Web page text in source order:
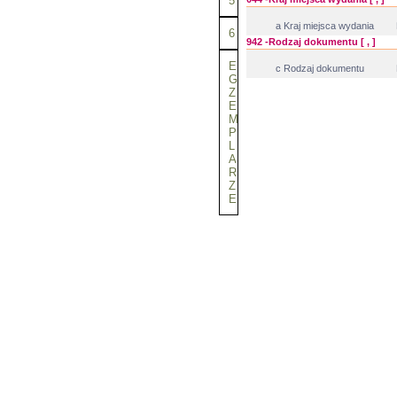
6
E
G
Z
E
M
P
L
A
R
Z
E
a Kraj miejsca wydania
942 -Rodzaj dokumentu [ , ]
c Rodzaj dokumentu